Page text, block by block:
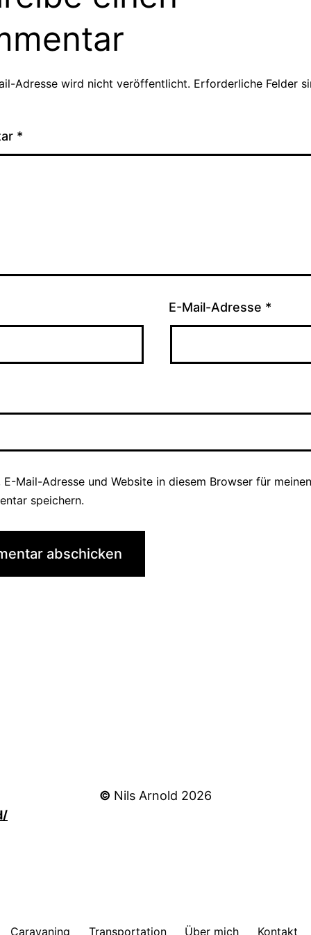
Adresse wird nicht veröffentlicht. Erforderliche Felder
*
E-Mail-Adresse *
E-Mail-Adresse und Website in diesem Browser für
speichern.
© Nils Arnold 2026
Caravaning Transportation Über mich Kontakt